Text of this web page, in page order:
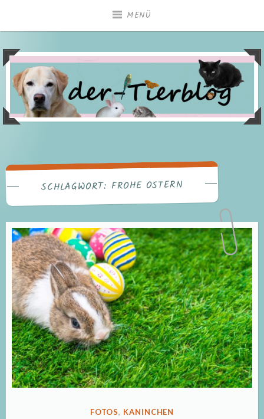
MENÜ
SCHLAGWORT: FROHE OSTERN
VERÖFFENTLICHT
FOTOS, KANINCHEN